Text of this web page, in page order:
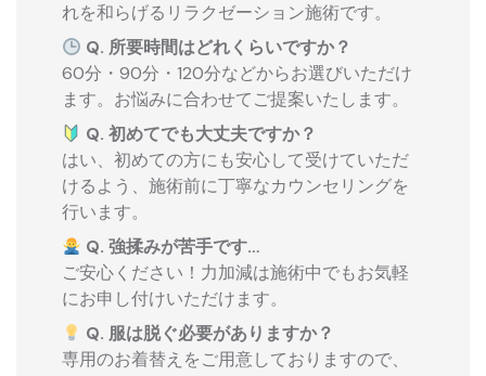
れを和らげるリラクゼーション施術です。
Q. 所要時間はどれくらいですか？
60分・90分・120分などからお選びいただけ
ます。お悩みに合わせてご提案いたします。
Q. 初めてでも大丈夫ですか？
はい、初めての方にも安心して受けていただ
けるよう、施術前に丁寧なカウンセリングを
行います。
Q. 強揉みが苦手です…
ご安心ください！力加減は施術中でもお気軽
にお申し付けいただけます。
Q. 服は脱ぐ必要がありますか？
専用のお着替えをご用意しておりますので、